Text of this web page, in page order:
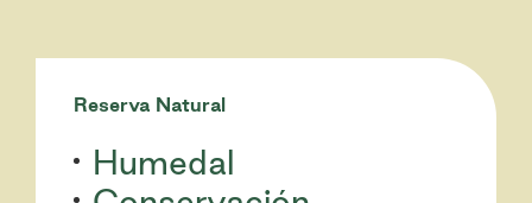
Reserva Natural
Humedal